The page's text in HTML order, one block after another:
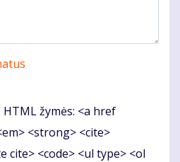
HTML žymės: <a href
<strong> <cite>
cite> <code> <ul type> <ol